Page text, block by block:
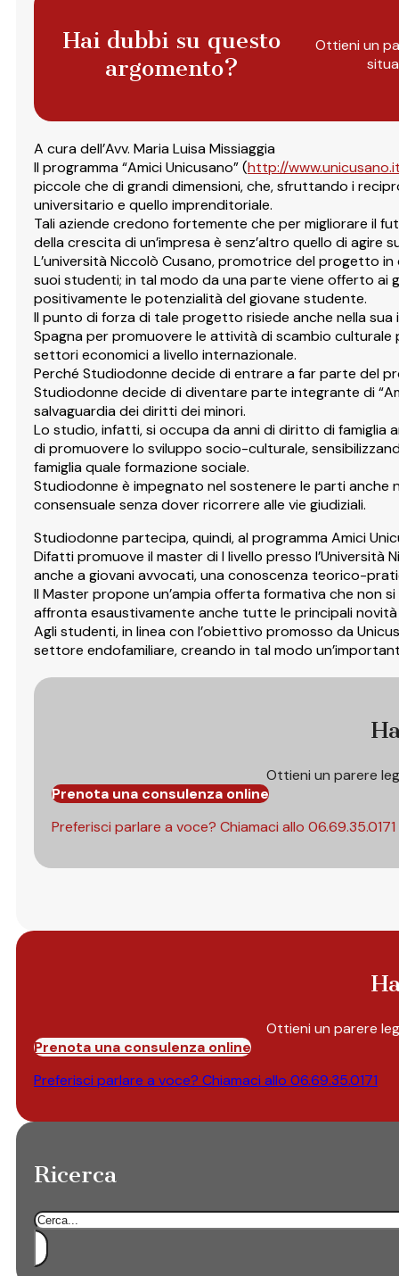
Hai dubbi su questo
argomento?
Ottieni un
A cura dell’Avv. Maria Luisa Missiaggia
Il programma “Amici Unicusano” (http://
piccole che di grandi dimensioni, che, sfruttando i
universitario e quello imprenditoriale.
Tali aziende credono fortemente che per migliorare il
della crescita di un’impresa è senz’altro quello di agire
L’università Niccolò Cusano, promotrice del progetto
suoi studenti; in tal modo da una parte viene offerto ai
positivamente le potenzialità del giovane studente.
Il punto di forza di tale progetto risiede anche nella
Spagna per promuovere le attività di scambio
settori economici a livello internazionale.
Perché Studiodonne decide di entrare a far parte del
Studiodonne decide di diventare parte integrante di
salvaguardia dei diritti dei minori.
Lo studio, infatti, si occupa da anni di diritto di famiglia
di promuovere lo sviluppo socio-culturale,
famiglia quale formazione sociale.
Studiodonne è impegnato nel sostenere le parti anche
consensuale senza dover ricorrere alle vie giudiziali.
Studiodonne partecipa, quindi, al programma Amici
Difatti promuove il master di I livello presso l’Università
anche a giovani avvocati, una conoscenza teorico-
Il Master propone un’ampia offerta formativa che non
affronta esaustivamente anche tutte le principali
Agli studenti, in linea con l’obiettivo promosso da
settore endofamiliare, creando in tal modo
Ottieni un parere
Prenota una consulenza online
Preferisci parlare a voce? Chiamaci allo 06.69.35.0171
Ottieni un parere
Prenota una consulenza online
Preferisci parlare a voce? Chiamaci allo 06.69.35.0171
Ricerca
Cerca